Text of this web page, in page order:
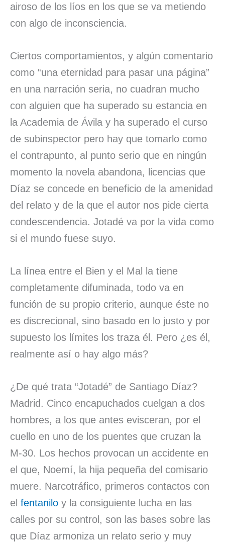
airoso de los líos en los que se va metiendo
con algo de inconsciencia.
Ciertos comportamientos, y algún comentario
como “una eternidad para pasar una página”
en una narración seria, no cuadran mucho
con alguien que ha superado su estancia en
la Academia de Ávila y ha superado el curso
de subinspector pero hay que tomarlo como
el contrapunto, al punto serio que en ningún
momento la novela abandona, licencias que
Díaz se concede en beneficio de la amenidad
del relato y de la que el autor nos pide cierta
condescendencia. Jotadé va por la vida como
si el mundo fuese suyo.
La línea entre el Bien y el Mal la tiene
completamente difuminada, todo va en
función de su propio criterio, aunque éste no
es discrecional, sino basado en lo justo y por
supuesto los límites los traza él. Pero ¿es él,
realmente así o hay algo más?
¿De qué trata “Jotadé” de Santiago Díaz?
Madrid. Cinco encapuchados cuelgan a dos
hombres, a los que antes evisceran, por el
cuello en uno de los puentes que cruzan la
M-30. Los hechos provocan un accidente en
el que, Noemí, la hija pequeña del comisario
muere. Narcotráfico, primeros contactos con
el fentanilo y la consiguiente lucha en las
calles por su control, son las bases sobre las
que Díaz armoniza un relato serio y muy